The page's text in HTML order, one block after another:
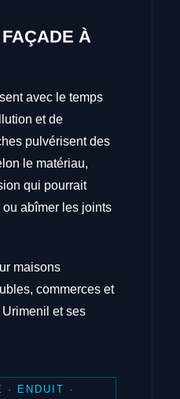
À
avec le temps
et de
pulvérisent des
le matériau,
qui pourrait
abîmer les joints
maisons
commerces et
et ses
· ENDUIT ·